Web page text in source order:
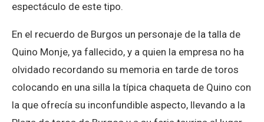
espectáculo de este tipo.
En el recuerdo de Burgos un personaje de la talla de
Quino Monje, ya fallecido, y a quien la empresa no ha
olvidado recordando su memoria en tarde de toros
colocando en una silla la típica chaqueta de Quino con
la que ofrecía su inconfundible aspecto, llevando a la